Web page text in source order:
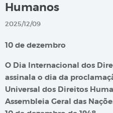
Humanos
2025/12/09
10 de dezembro
O Dia Internacional dos
assinala o dia da
Universal dos Direitos
Assembleia Geral das